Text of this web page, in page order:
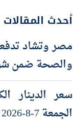
أحدث المقالات
مصر وتشاد
والصحة ضمن
سعر الدينار
الجمعة 7-8-2026